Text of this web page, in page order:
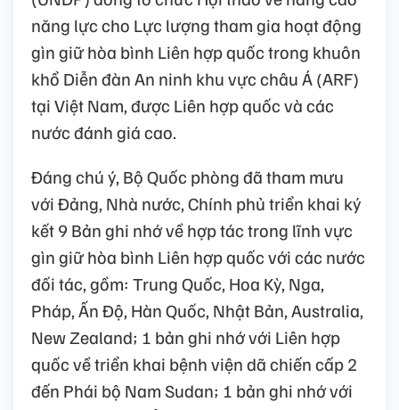
năng lực cho Lực lượng tham gia hoạt động
gìn giữ hòa bình Liên hợp quốc trong khuôn
khổ Diễn đàn An ninh khu vực châu Á (ARF)
tại Việt Nam, được Liên hợp quốc và các
nước đánh giá cao.
Đáng chú ý, Bộ Quốc phòng đã tham mưu
với Đảng, Nhà nước, Chính phủ triển khai ký
kết 9 Bản ghi nhớ về hợp tác trong lĩnh vực
gìn giữ hòa bình Liên hợp quốc với các nước
đối tác, gồm: Trung Quốc, Hoa Kỳ, Nga,
Pháp, Ấn Độ, Hàn Quốc, Nhật Bản, Australia,
New Zealand; 1 bản ghi nhớ với Liên hợp
quốc về triển khai bệnh viện dã chiến cấp 2
đến Phái bộ Nam Sudan; 1 bản ghi nhớ với